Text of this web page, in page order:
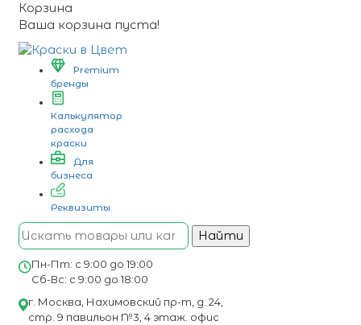
Корзина
Ваша корзина пуста!
Premium
бренды
Калькулятор
расхода
краски
Для
бизнеса
Реквизиты
Найти
Пн-Пт: с 9:00 до 19:00
Сб-Вс: с 9:00 до 18:00
г. Москва, Нахимовский пр-т, д. 24,
стр. 9 павильон №3, 4 этаж. офис